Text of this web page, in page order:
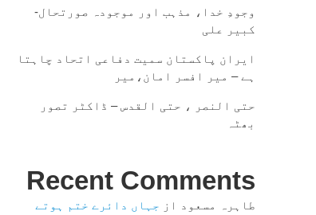
وجودِ خدا، مذہب اور موجودہ صورتحال-
کبیر علی
ایران پاکستان سمیت دفاعی اتحاد چاہتا
ہے – میر افسر امان،میر
حتی النصر ، حتی القدس – ڈاکٹر تصور
بھٹہ
Recent Comments
طاہرہ مسعود از جہاں دائرے ختم ہوتے